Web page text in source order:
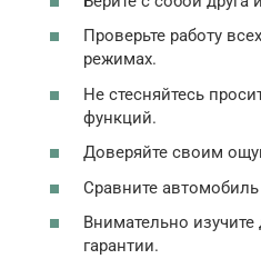
Проверьте работу
режимах.
Не стесняйтесь
функций.
Доверяйте своим
Сравните
Внимательно
гарантии.